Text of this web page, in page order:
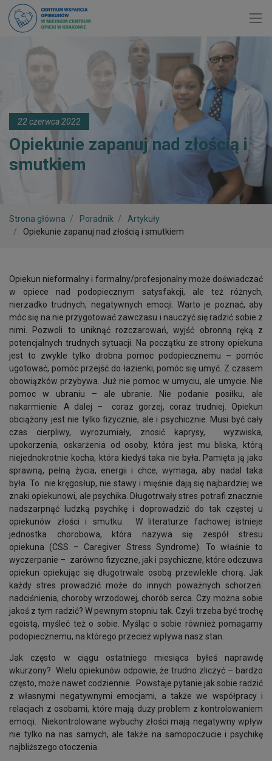
22 czerwca 2022
Opiekunie zapanuj nad złością i
smutkiem
Strona główna Poradnik
Artykuły
Opiekunie zapanuj nad złością i smutkiem
Opiekun nieformalny i formalny/profesjonalny może doświadczać
w opiece nad podopiecznym satysfakcji, ale też różnych,
nierzadko trudnych, negatywnych emocji. Warto je poznać, aby
móc się na nie przygotować zawczasu i nauczyć się radzić sobie z
nimi. Pozwoli to uniknąć rozczarowań, wyjść obronną ręką z
potencjalnych trudnych sytuacji. Na początku ze strony opiekuna
jest to zwykle tylko drobna pomoc podopiecznemu – pomóc
ugotować, pomóc przejść do łazienki, pomóc się umyć. Z czasem
obowiązków przybywa. Już nie pomoc w umyciu, ale umycie. Nie
pomoc w ubraniu – ale ubranie. Nie podanie posiłku, ale
nakarmienie. A dalej – coraz gorzej, coraz trudniej. Opiekun
obciążony jest nie tylko fizycznie, ale i psychicznie. Musi być cały
czas cierpliwy, wyrozumiały, znosić kaprysy, wyzwiska,
upokorzenia, oskarżenia od osoby, która jest mu bliska, którą
niejednokrotnie kocha, która kiedyś taka nie była. Pamięta ją jako
sprawną, pełną życia, energii i chce, wymaga, aby nadal taka
była. To nie kręgosłup, nie stawy i mięśnie dają się najbardziej we
znaki opiekunowi, ale psychika. Długotrwały stres potrafi znacznie
nadszarpnąć ludzką psychikę i doprowadzić do tak częstej u
opiekunów złości i smutku. W literaturze fachowej istnieje
jednostka chorobowa, która nazywa się zespół stresu
opiekuna (CSS – Caregiver Stress Syndrome). To właśnie to
wyczerpanie – zarówno fizyczne, jak i psychiczne, które odczuwa
opiekun opiekując się długotrwale osobą przewlekle chorą. Jak
każdy stres prowadzić może do innych poważnych schorzeń:
nadciśnienia, choroby wrzodowej, chorób serca. Czy można sobie
jakoś z tym radzić? W pewnym stopniu tak. Czyli trzeba być trochę
egoistą, myśleć też o sobie. Myśląc o sobie również pomagamy
podopiecznemu, na którego przecież wpływa nasz stan.
Jak często w ciągu ostatniego miesiąca byłeś naprawdę
wkurzony? Wielu opiekunów odpowie, że trudno zliczyć – bardzo
często, może nawet codziennie. Powstaje pytanie jak sobie radzić
z własnymi negatywnymi emocjami, a także we współpracy i
relacjach z osobami, które mają duży problem z kontrolowaniem
emocji. Niekontrolowane wybuchy złości mają negatywny wpływ
nie tylko na nas samych, ale także na samopoczucie i psychikę
najbliższego otoczenia.